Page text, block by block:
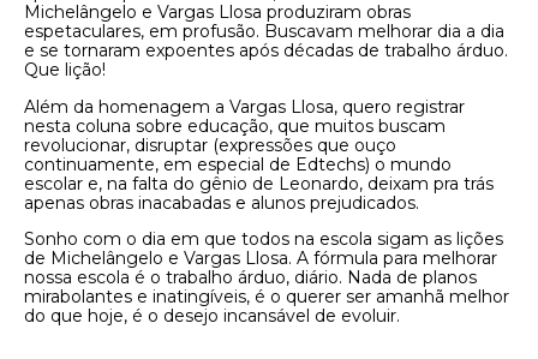
Michelângelo e Vargas Llosa produziram obras
espetaculares, em profusão. Buscavam melhorar dia a dia
e se tornaram expoentes após décadas de trabalho árduo.
Que lição!
Além da homenagem a Vargas Llosa, quero registrar
nesta coluna sobre educação, que muitos buscam
revolucionar, disruptar (expressões que ouço
continuamente, em especial de Edtechs) o mundo
escolar e, na falta do gênio de Leonardo, deixam pra trás
apenas obras inacabadas e alunos prejudicados.
Sonho com o dia em que todos na escola sigam as lições
de Michelângelo e Vargas Llosa. A fórmula para melhorar
nossa escola é o trabalho árduo, diário. Nada de planos
mirabolantes e inatingíveis, é o querer ser amanhã melhor
do que hoje, é o desejo incansável de evoluir.